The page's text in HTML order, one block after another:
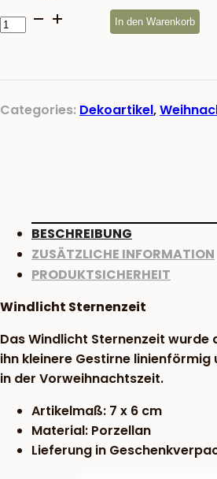
Windlicht
Sternenzeit
In den Warenkorb
Categories: Dekoartikel,
BESCHREIBUNG
ZUSÄTZLICHE INFORMATION
PRODUKTSICHERHEIT
Windlicht Sternenzeit
Das Windlicht Sternenzeit
ihn kleinere Gestirne
in der Vorweihnachtszeit.
Artikelmaß: 7 x 6 cm
Material: Porzellan
Lieferung in